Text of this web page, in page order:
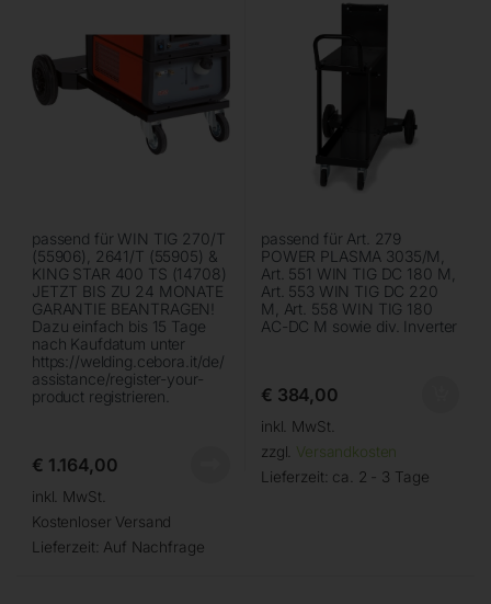
passend für WIN TIG 270/T
(55906), 2641/T (55905) &
KING STAR 400 TS (14708)
JETZT BIS ZU 24 MONATE
GARANTIE BEANTRAGEN!
Dazu einfach bis 15 Tage
nach Kaufdatum unter
https://welding.cebora.it/de/
assistance/register-your-
product registrieren.
€ 1.164,00
inkl. MwSt.
Kostenloser Versand
Lieferzeit: Auf Nachfrage
passend für Art. 279
POWER PLASMA 3035/M,
Art. 551 WIN TIG DC 180 M,
Art. 553 WIN TIG DC 220
M, Art. 558 WIN TIG 180
AC-DC M sowie div. Inverter
€ 384,00
inkl. MwSt.
zzgl. Versandkosten
Lieferzeit: ca. 2 - 3 Tage